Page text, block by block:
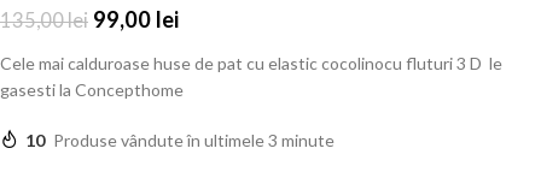
135,00lei 99,00 lei
Cele mai calduroase huse de pat cu elastic cocolinocu fluturi 3 D le
gasesti la Concepthome
10 Produse vândute în ultimele 3 minute